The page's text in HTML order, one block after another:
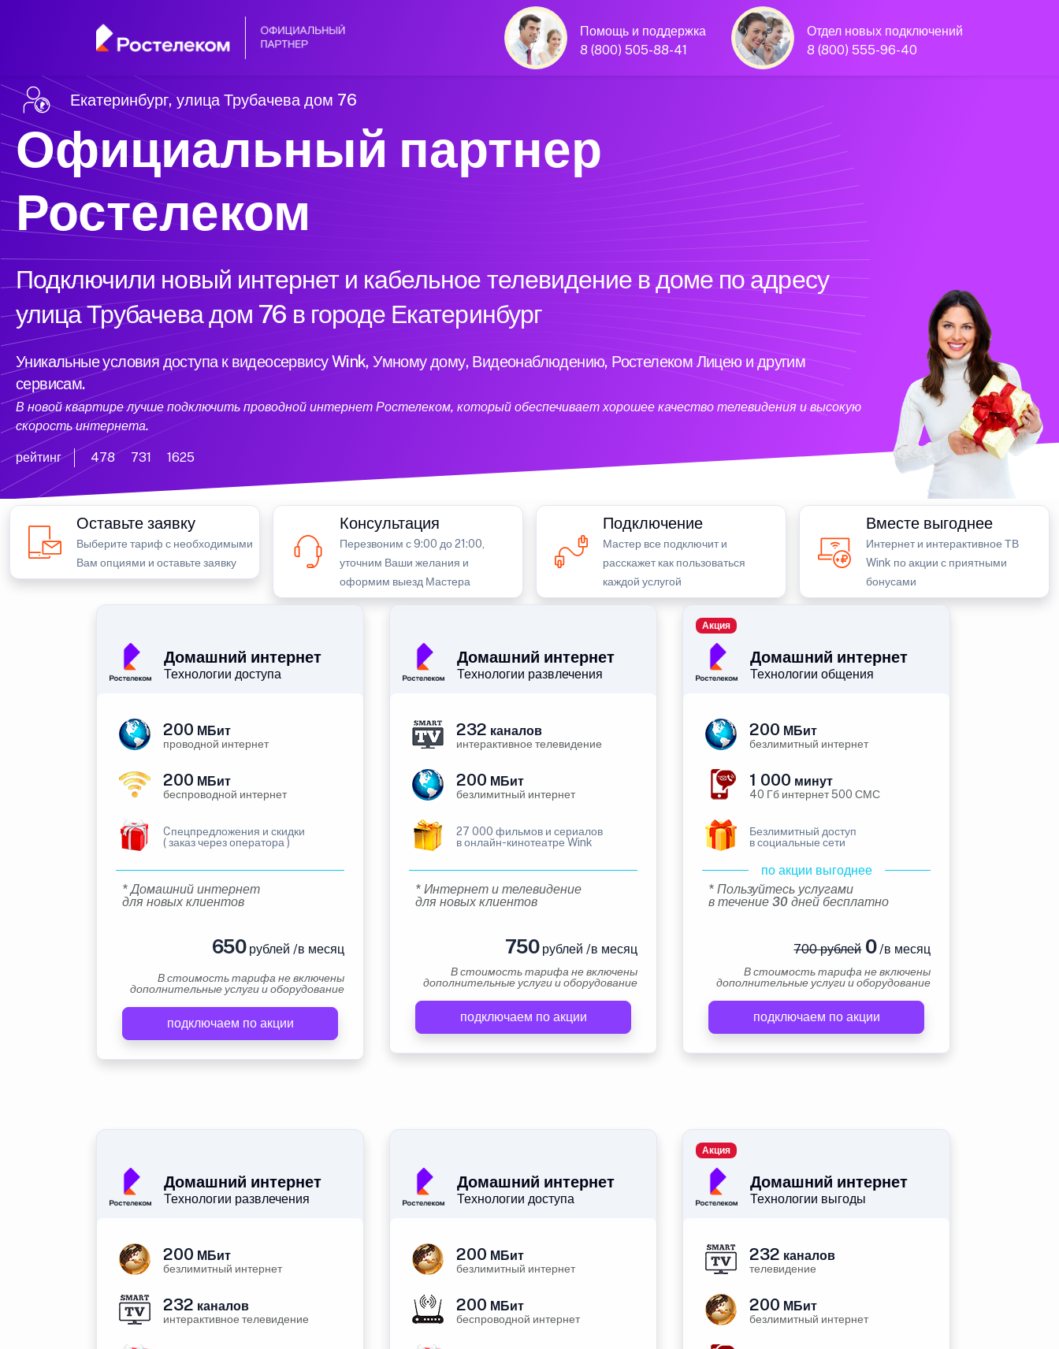
Помощь и поддержка
8 (800) 505-88-41
Отдел новых подключений
8 (800) 555-96-40
Екатеринбург, улица Трубачева дом 76
Официальный партнер
Ростелеком
Подключили новый интернет и кабельное телевидение в доме по адресу
улица Трубачева дом 76 в городе Екатеринбург
Уникальные условия доступа к видеосервису Wink, Умному дому, Видеонаблюдению, Ростелеком Лицею и другим
сервисам.
В новой квартире лучше подключить проводной интернет Ростелеком, который обеспечивает хорошее качество телевидения и высокую
скорость интернета.
рейтинг 478 731 1625
Оставьте заявку
Выберите тариф с необходимыми
Вам опциями и оставьте заявку
Консультация
Перезвоним с 9:00 до 21:00,
уточним Ваши желания и
оформим выезд Мастера
Подключение
Мастер все подключит и
расскажет как пользоваться
каждой услугой
Вместе выгоднее
Интернет и интерактивное ТВ
Wink по акции с приятными
бонусами
Домашний интернет
Технологии доступа
200 МБит
проводной интернет
200 МБит
беспроводной интернет
Cпецпредложения и скидки
( заказ через оператора )
* Домашний интернет
для новых клиентов
650рублей /в месяц
В стоимость тарифа не включены
дополнительные услуги и оборудование
подключаем по акции
Домашний интернет
Технологии развлечения
232 каналов
интерактивное телевидение
200 МБит
безлимитный интернет
27 000 фильмов и сериалов
в онлайн-кинотеатре Wink
* Интернет и телевидение
для новых клиентов
750рублей /в месяц
В стоимость тарифа не включены
дополнительные услуги и оборудование
подключаем по акции
Домашний интернет
Технологии общения
Акция
200 МБит
безлимитный интернет
1 000 минут
40 Гб интернет 500 СМС
Безлимитный доступ
в социальные сети
по акции выгоднее
* Пользуйтесь услугами
в течение 30 дней бесплатно
700 рублей0/в месяц
В стоимость тарифа не включены
дополнительные услуги и оборудование
подключаем по акции
Домашний интернет
Технологии развлечения
200 МБит
безлимитный интернет
232 каналов
интерактивное телевидение
Домашний интернет
Технологии доступа
200 МБит
безлимитный интернет
200 МБит
беспроводной интернет
Домашний интернет
Технологии выгоды
Акция
232 каналов
телевидение
200 МБит
безлимитный интернет